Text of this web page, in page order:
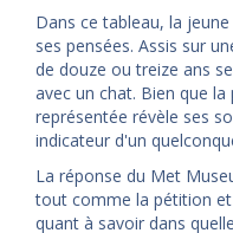
Dans ce tableau, la
ses pensées. Assis sur
de douze ou treize ans
avec un chat. Bien que
représentée révèle ses
indicateur d'un
La réponse du Met
tout comme la pétition
quant à savoir dans